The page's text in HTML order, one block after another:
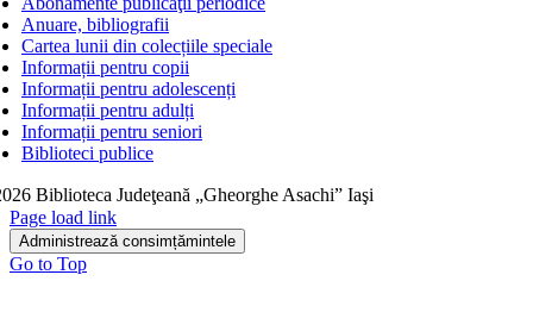
Anuare, bibliografii
Cartea lunii din colecțiile speciale
Informații pentru copii
Informații pentru adolescenți
Informații pentru adulți
Informații pentru seniori
Biblioteci publice
Biblioteca Judeţeană „Gheorghe Asachi” Iaşi
Page load link
Administrează consimțămintele
Go to Top